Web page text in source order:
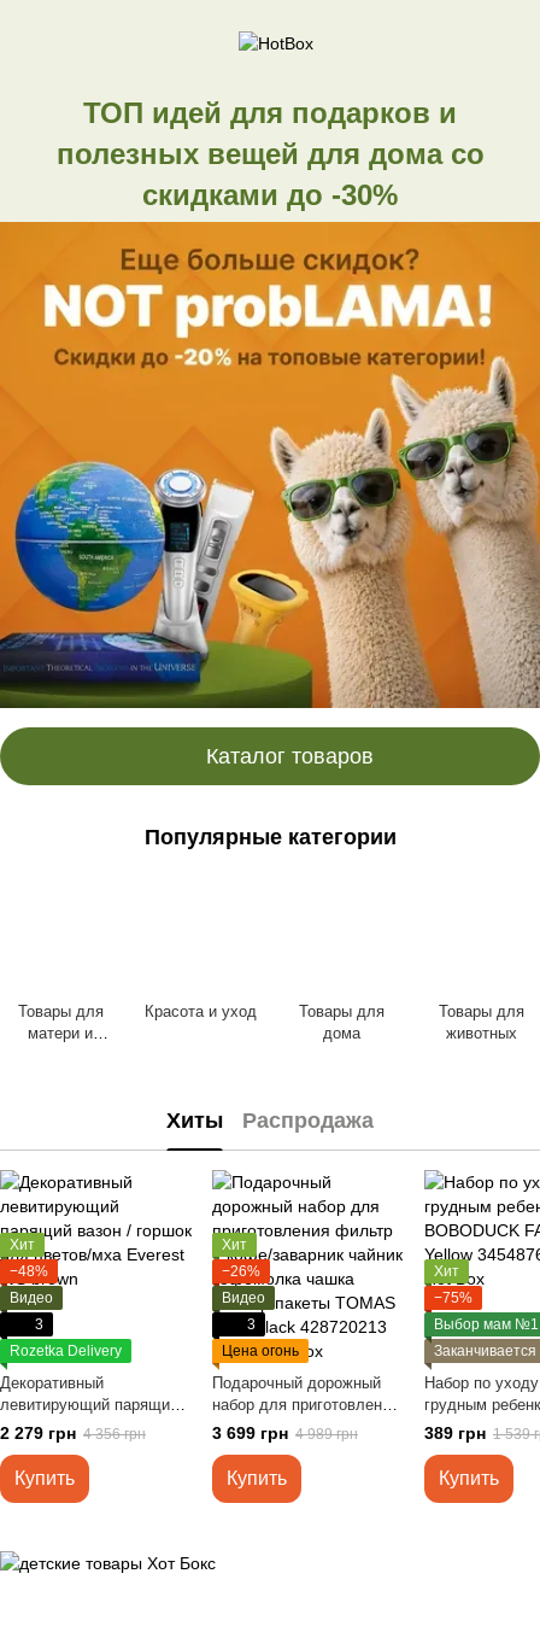
ТОП идей для подарков и
полезных вещей для дома со
скидками до -30%
Каталог товаров
Популярные категории
Товары для
матери и
Красота и уход
Товары для
дома
Товары для
животных
Хиты Распродажа
Хит
−48%
Видео
3
Rozetka Delivery
Декоративный
левитирующий парящий
вазон / горшок для
цветов/мха Everest WS
brown
2 279 грн 4 356 грн
Купить
Хит
−26%
Видео
3
Цена огонь
Подарочный дорожный
набор для приготовления
фильтр – кофе/заварник
чайник кофемолка чашка
фильтр пакеты TOMAS
LY10 black
3 699 грн 4 989 грн
Купить
Хит
−75%
Выбор мам №1
Заканчивается
Набор по
грудным
BOBODUCK
389 грн 1 539
Купить